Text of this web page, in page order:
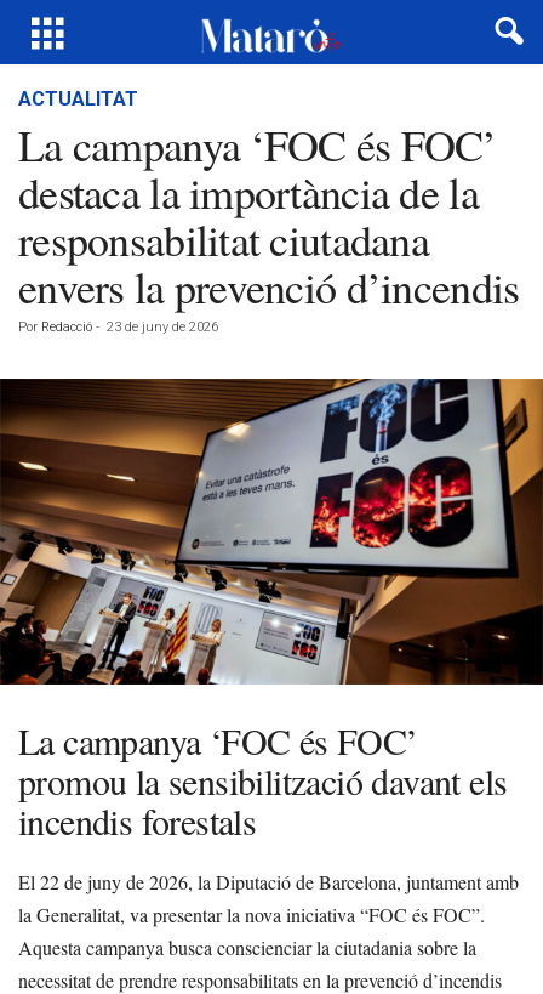
ACTUALITAT
La campanya ‘FOC és FOC’
destaca la importància de la
responsabilitat ciutadana
envers la prevenció d’incendis
Por Redacció - 23 de juny de 2026
La campanya ‘FOC és FOC’
promou la sensibilització davant els
incendis forestals
El 22 de juny de 2026, la Diputació de Barcelona, juntament amb
la Generalitat, va presentar la nova iniciativa “FOC és FOC”.
Aquesta campanya busca conscienciar la ciutadania sobre la
necessitat de prendre responsabilitats en la prevenció d’incendis